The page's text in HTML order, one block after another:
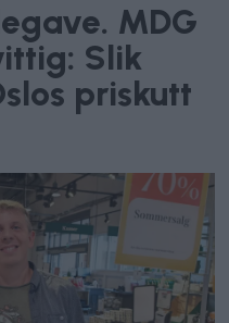
MDG
Slik
priskutt